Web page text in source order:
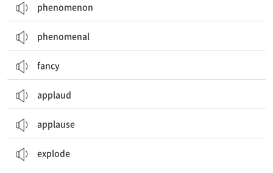
phenomenon
phenomenal
fancy
applaud
applause
explode